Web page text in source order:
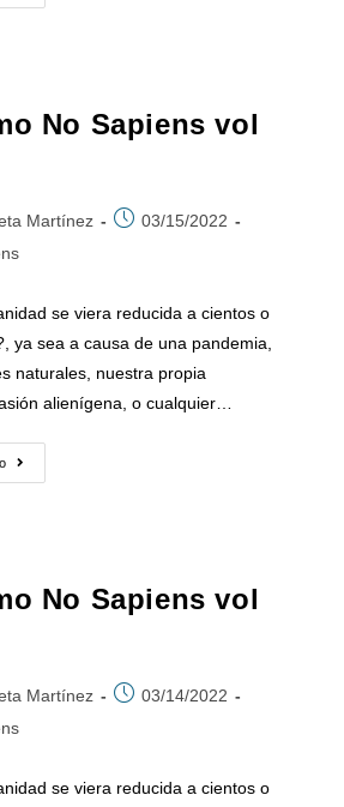
No Sapiens vol
Martínez
03/15/2022
se viera reducida a cientos o
ya sea a causa de una pandemia,
naturales, nuestra propia
alienígena, o cualquier…
No Sapiens vol
Martínez
03/14/2022
se viera reducida a cientos o